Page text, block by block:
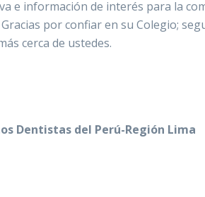
e información de interés para la
por confiar en su Colegio;
cerca de ustedes.
Dentistas del Perú-Región Lima